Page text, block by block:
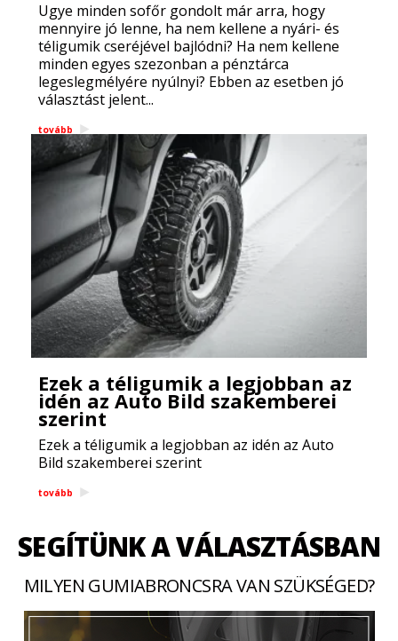
Ugye minden sofőr gondolt már arra, hogy
mennyire jó lenne, ha nem kellene a nyári- és
téligumik cseréjével bajlódni? Ha nem kellene
minden egyes szezonban a pénztárca
legeslegmélyére nyúlnyi? Ebben az esetben jó
választást jelent...
tovább
Ezek a téligumik a legjobban az
idén az Auto Bild szakemberei
szerint
Ezek a téligumik a legjobban az idén az Auto
Bild szakemberei szerint
tovább
SEGÍTÜNK A VÁLASZTÁSBAN
MILYEN GUMIABRONCSRA VAN SZÜKSÉGED?